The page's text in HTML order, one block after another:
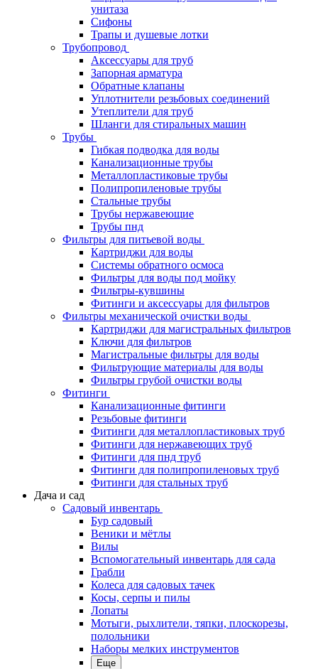
унитаза
Сифоны
Трапы и душевые лотки
Трубопровод
Аксессуары для труб
Запорная арматура
Обратные клапаны
Уплотнители резьбовых соединений
Утеплители для труб
Шланги для стиральных машин
Трубы
Гибкая подводка для воды
Канализационные трубы
Металлопластиковые трубы
Полипропиленовые трубы
Стальные трубы
Трубы нержавеющие
Трубы пнд
Фильтры для питьевой воды
Картриджи для воды
Системы обратного осмоса
Фильтры для воды под мойку
Фильтры-кувшины
Фитинги и аксессуары для фильтров
Фильтры механической очистки воды
Картриджи для магистральных фильтров
Ключи для фильтров
Магистральные фильтры для воды
Фильтрующие материалы для воды
Фильтры грубой очистки воды
Фитинги
Канализационные фитинги
Резьбовые фитинги
Фитинги для металлопластиковых труб
Фитинги для нержавеющих труб
Фитинги для пнд труб
Фитинги для полипропиленовых труб
Фитинги для стальных труб
Дача и сад
Садовый инвентарь
Бур садовый
Веники и мётлы
Вилы
Вспомогательный инвентарь для сада
Грабли
Колеса для садовых тачек
Косы, серпы и пилы
Лопаты
Мотыги, рыхлители, тяпки, плоскорезы,
полольники
Наборы мелких инструментов
Еще